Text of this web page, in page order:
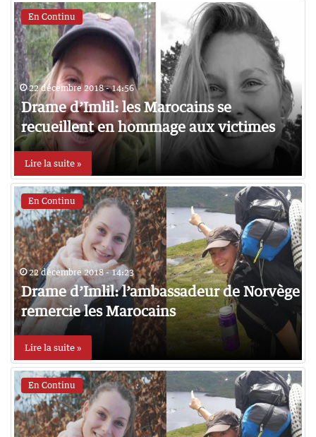
En Continu
22 décembre 2018 - 14:56
Drame d’Imlil: les Marocains se
recueillent en hommage aux victimes
Lire la suite »
En Continu
22 décembre 2018 - 14:23
Drame d’Imlil: l’ambassadeur de Norvège
remercie les Marocains
Lire la suite »
En Continu